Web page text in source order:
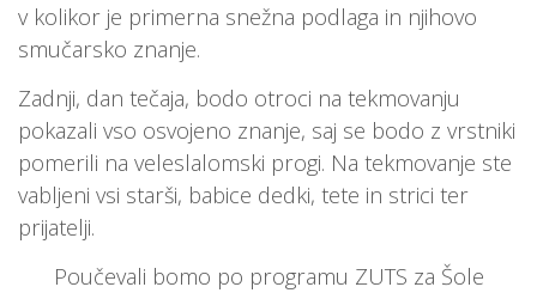
v kolikor je primerna snežna podlaga in njihovo
smučarsko znanje.
Zadnji, dan tečaja, bodo otroci na tekmovanju
pokazali vso osvojeno znanje, saj se bodo z vrstniki
pomerili na veleslalomski progi. Na tekmovanje ste
vabljeni vsi starši, babice dedki, tete in strici ter
prijatelji.
Poučevali bomo po programu ZUTS za Šole